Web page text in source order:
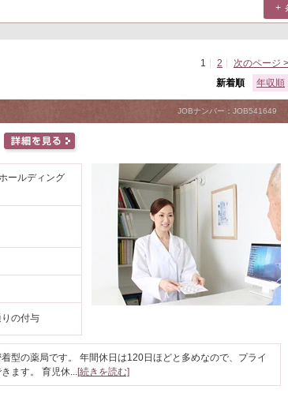
1 2
次のページ >
年収順
新着順
JOBナンバー：JOB541649
ールディング
の付与
型の薬局です。 年間休日は120日ほどと多めなので、プライ
ます。 育児休...[続きを読む]